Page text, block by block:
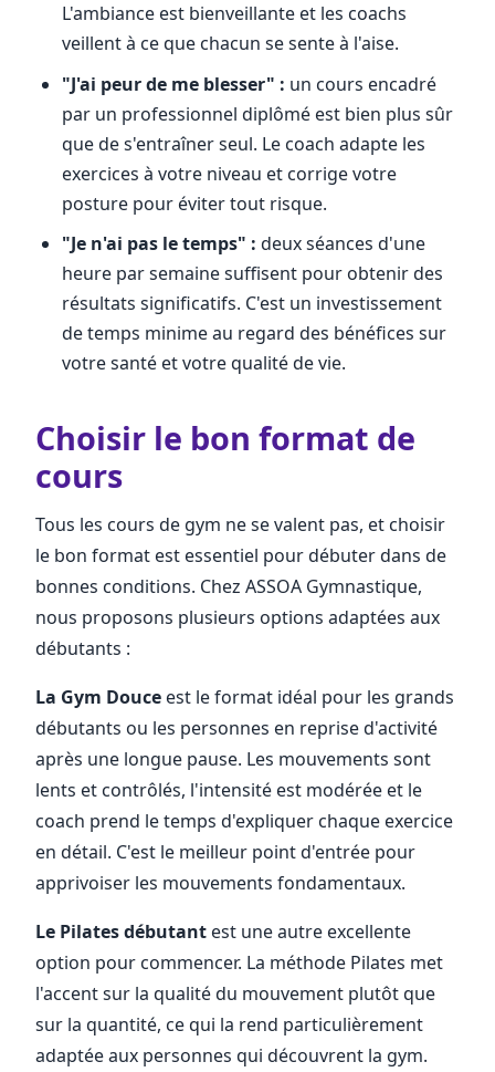
L'ambiance est bienveillante et les coachs
veillent à ce que chacun se sente à l'aise.
"J'ai peur de me blesser" : un cours encadré
par un professionnel diplômé est bien plus sûr
que de s'entraîner seul. Le coach adapte les
exercices à votre niveau et corrige votre
posture pour éviter tout risque.
"Je n'ai pas le temps" : deux séances d'une
heure par semaine suffisent pour obtenir des
résultats significatifs. C'est un investissement
de temps minime au regard des bénéfices sur
votre santé et votre qualité de vie.
Choisir le bon format de
cours
Tous les cours de gym ne se valent pas, et choisir
le bon format est essentiel pour débuter dans de
bonnes conditions. Chez ASSOA Gymnastique,
nous proposons plusieurs options adaptées aux
débutants :
La Gym Douce est le format idéal pour les grands
débutants ou les personnes en reprise d'activité
après une longue pause. Les mouvements sont
lents et contrôlés, l'intensité est modérée et le
coach prend le temps d'expliquer chaque exercice
en détail. C'est le meilleur point d'entrée pour
apprivoiser les mouvements fondamentaux.
Le Pilates débutant est une autre excellente
option pour commencer. La méthode Pilates met
l'accent sur la qualité du mouvement plutôt que
sur la quantité, ce qui la rend particulièrement
adaptée aux personnes qui découvrent la gym.